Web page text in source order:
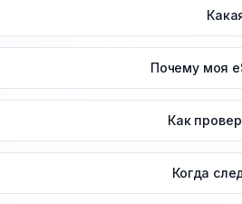
Почему моя
Как
Когда